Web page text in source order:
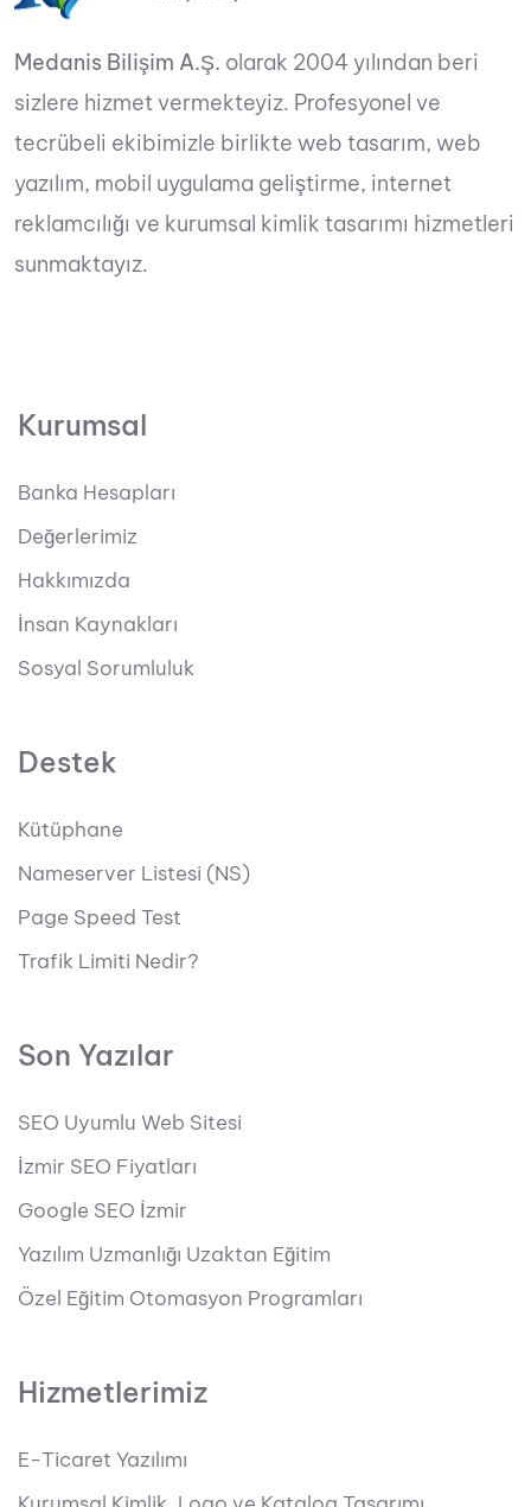
Medanis Bilişim A.Ş. olarak 2004 yılından beri
sizlere hizmet vermekteyiz. Profesyonel ve
tecrübeli ekibimizle birlikte web tasarım, web
yazılım, mobil uygulama geliştirme, internet
reklamcılığı ve kurumsal kimlik tasarımı hizmetleri
sunmaktayız.
Kurumsal
Banka Hesapları
Değerlerimiz
Hakkımızda
İnsan Kaynakları
Sosyal Sorumluluk
Destek
Kütüphane
Nameserver Listesi (NS)
Page Speed Test
Trafik Limiti Nedir?
Son Yazılar
SEO Uyumlu Web Sitesi
İzmir SEO Fiyatları
Google SEO İzmir
Yazılım Uzmanlığı Uzaktan Eğitim
Özel Eğitim Otomasyon Programları
Hizmetlerimiz
E-Ticaret Yazılımı